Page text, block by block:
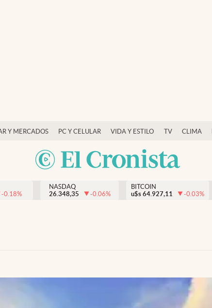
Y MERCADOS PC Y CELULAR VIDA Y ESTILO TV CLIMA
-0.18%
NASDAQ
26.348,35
-0.06%
BITCOIN
u$s 64.927,11 -0.03%